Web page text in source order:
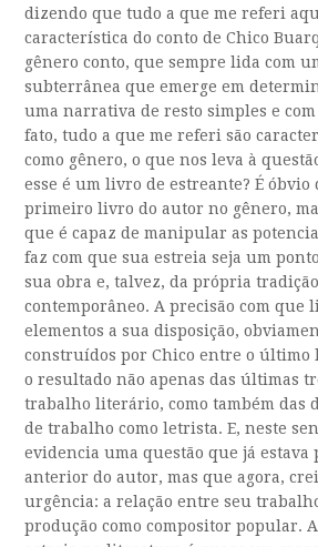
dizendo que tudo a que me referi
característica do conto de Chico
gênero conto, que sempre lida com
subterrânea que emerge em
uma narrativa de resto simples e
fato, tudo a que me referi são
como gênero, o que nos leva à
esse é um livro de estreante? É óbvio
primeiro livro do autor no gênero,
que é capaz de manipular as
faz com que sua estreia seja um
sua obra e, talvez, da própria
contemporâneo. A precisão com que
elementos a sua disposição,
construídos por Chico entre o último
o resultado não apenas das últimas
trabalho literário, como também das
de trabalho como letrista. E, neste
evidencia uma questão que já estava
anterior do autor, mas que agora,
urgência: a relação entre seu
produção como compositor popular.